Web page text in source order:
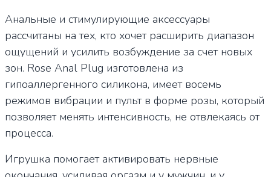
Анальные и стимулирующие аксессуары
рассчитаны на тех, кто хочет расширить диапазон
ощущений и усилить возбуждение за счет новых
зон. Rose Anal Plug изготовлена из
гипоаллергенного силикона, имеет восемь
режимов вибрации и пульт в форме розы, который
позволяет менять интенсивность, не отвлекаясь от
процесса.
Игрушка помогает активировать нервные